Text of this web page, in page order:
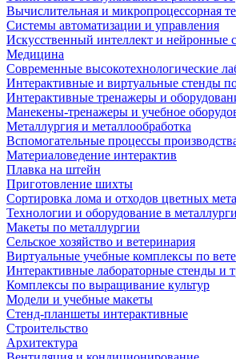
Вычислительная и микропроцессорная
Системы автоматизации и управления
Искусственный интеллект и нейронные
Медицина
Современные высокотехнологические
Интерактивные и виртуальные стенды
Интерактивные тренажеры и
Манекены-тренажеры и учебное
Металлургия и металлообработка
Вспомогательные процессы
Материаловедение интерактив
Плавка на штейн
Приготовление шихты
Сортировка лома и отходов цветных
Технологии и оборудование в
Макеты по металлургии
Сельское хозяйство и ветеринария
Виртуальные учебные комплексы по
Интерактивные лабораторные стенды и
Комплексы по выращивание культур
Модели и учебные макеты
Стенд-планшеты интерактивные
Строительство
Архитектура